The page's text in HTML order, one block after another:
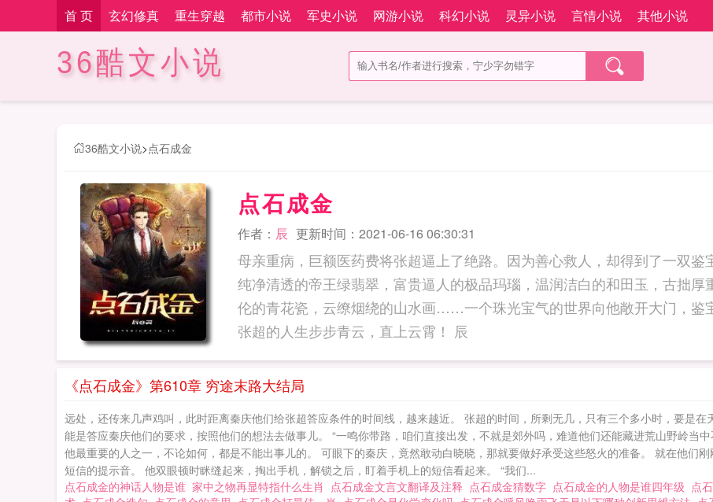
首 页 玄幻修真 重生穿越 都市小说 军史小说 网游小说 科幻小说 灵异小说 言情小说 其他小说
36酷文小说
36酷文小说>点石成金
点石成金
作者： 辰 更新时间：2021-06-16 06:30:31
母亲重病，巨额医药费将张超逼上了绝路。因为善心救人，却得到了一双鉴
纯净清透的帝王绿翡翠，富贵逼人的极品玛瑙，温润洁白的和田玉，古拙厚
伦的青花瓷，云缭烟绕的山水画……一个珠光宝气的世界向他敞开大门，鉴
张超的人生步步青云，直上云霄！ 辰
《点石成金》第610章 穷途末路大结局
远处，还传来几声鸡叫，此时距离秦庆他们给张超答应条件的时间线，越来越近。 张超的时间，所剩无几，只有三个多小时，要是
能是答应秦庆他们的要求，按照他们的想法去做事儿。 “一鸣你带路，咱们直接出发，不就是郊外吗，难道他们还能藏进荒山野岭当
他最重要的人之一，不论如何，都是不能出事儿的。 可眼下的秦庆，竟然敢动白晓晓，那就要做好承受这些怒火的准备。 就在他们
短信的提示音。 他双眼顿时眯缝起来，掏出手机，解锁之后，盯着手机上的短信看起来。 “我们...
点石成金的神话人物是谁 家中之物再显特指什么生肖 点石成金文言文翻译及注释 点石成金猜数字 点石成金的人物是谁四年级 点